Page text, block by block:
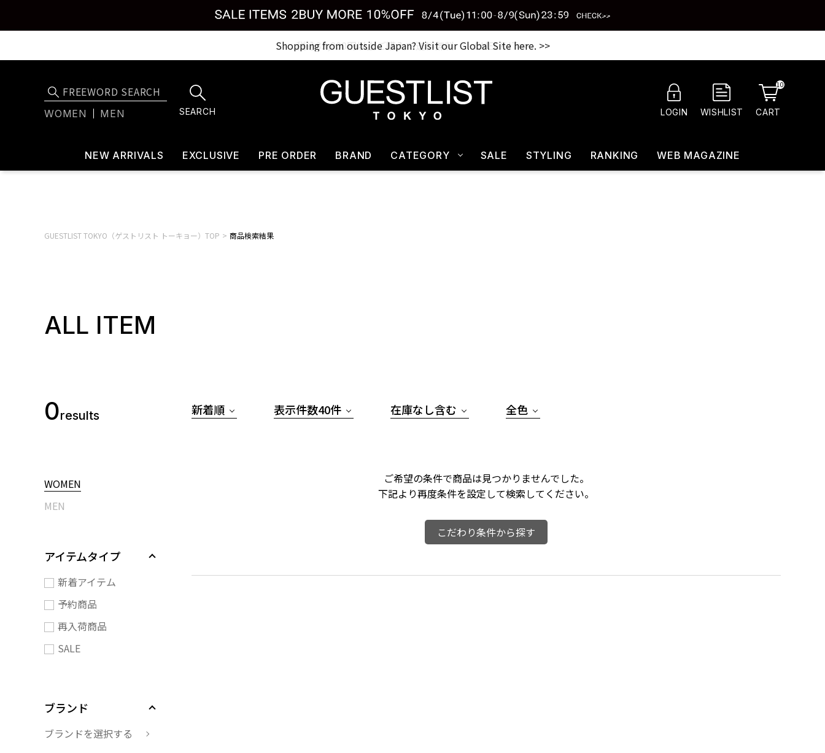
税込33,000円以上ご購入で送料無料 CHECK IT>>
Shopping from outside Japan? Visit our Global Site here. >>
WOMEN MEN SEARCH LOGIN WISHLIST CART
10
NEW ARRIVALS EXCLUSIVE PRE ORDER BRAND CATEGORY SALE STYLING RANKING WEB MAGAZINE
GUESTLIST TOKYO（ゲストリスト トーキョー）TOP 商品検索結果
ALL ITEM
0results
WOMEN
MEN
アイテムタイプ
新着アイテム
予約商品
再入荷商品
SALE
ブランド
ブランドを選択する
新着順 表示件数40件 在庫なし含む 全色
ご希望の条件で商品は見つかりませんでした。
下記より再度条件を設定して検索してください。
こだわり条件から探す